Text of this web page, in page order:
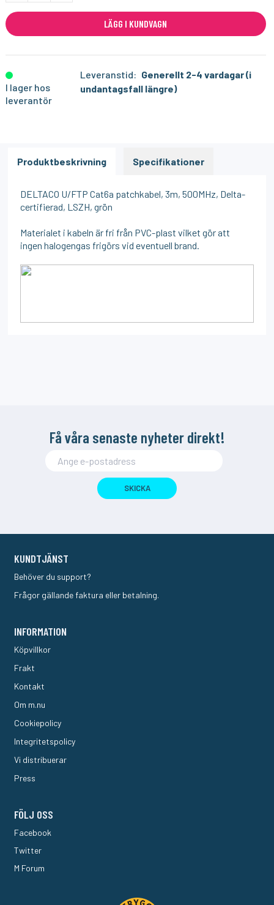
LÄGG I KUNDVAGN
I lager hos
leverantör
Leveranstid: Generellt 2-4 vardagar (i
undantagsfall längre)
Produktbeskrivning Specifikationer
DELTACO U/FTP Cat6a patchkabel, 3m, 500MHz, Delta-
certifierad, LSZH, grön
Materialet i kabeln är fri från PVC-plast vilket gör att
ingen halogengas frigörs vid eventuell brand.
Få våra senaste nyheter direkt!
SKICKA
KUNDTJÄNST
Behöver du support?
Frågor gällande faktura eller betalning.
INFORMATION
Köpvillkor
Frakt
Kontakt
Om m.nu
Cookiepolicy
Integritetspolicy
Vi distribuerar
Press
FÖLJ OSS
Facebook
Twitter
M Forum